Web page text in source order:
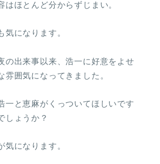
はほとんど分からずじまい。
気になります。
の出来事以来、浩一に好意をよせ
雰囲気になってきました。
一と恵麻がくっついてほしいです
しょうか？
気になります。